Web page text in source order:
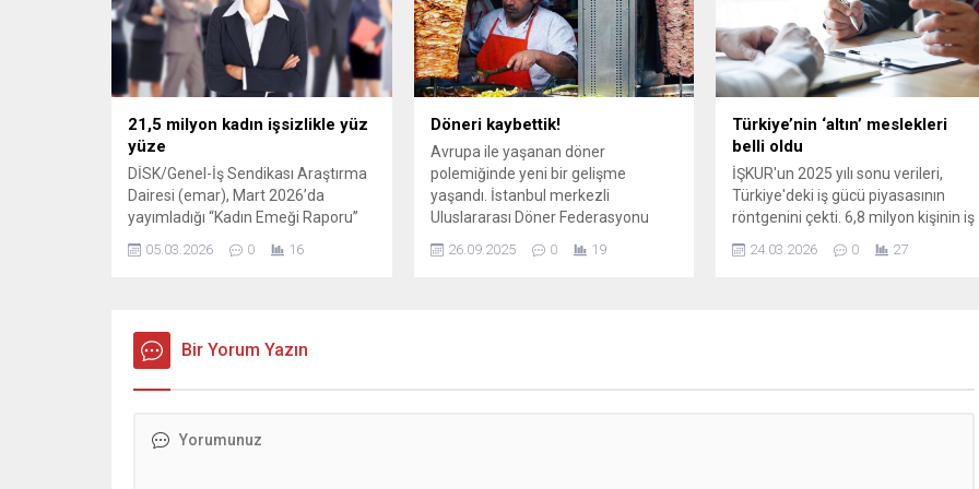
yalıtımları dikkate alınarak planlandı.
Konutların Özellikleri...
Bu başarıyla Türkiye, plaj
kategorisinde dünyada üçüncü,
turizm tekneleri kategorisinde...
21,5 milyon kadın işsizlikle yüz
yüze
DİSK/Genel-İş Sendikası Araştırma
Dairesi (emar), Mart 2026’da
yayımladığı “Kadın Emeği Raporu”
ile çalışma hayatındaki kadınların
yaşadığı tabloyu verilerle ortaya
05.03.2026 0 16
Döneri kaybettik!
Avrupa ile yaşanan döner
polemiğinde yeni bir gelişme
yaşandı. İstanbul merkezli
Uluslararası Döner Federasyonu
(UDOFED), Avrupa Birliği'nde (AB)
dönerin yalnızca "Türk usulü"
26.09.2025 0 19
Türkiye’nin ‘altın’ meslekleri
belli oldu
İŞKUR'un 2025 yılı sonu verileri,
Türkiye'deki iş gücü piyasasının
röntgenini çekti. 6,8 milyon kişinin iş
bulduğu son 5 yıllık süreçte, lise
mezunlarının üniversite mezunlarını
24.03.2026 0 27
Bir Yorum Yazın